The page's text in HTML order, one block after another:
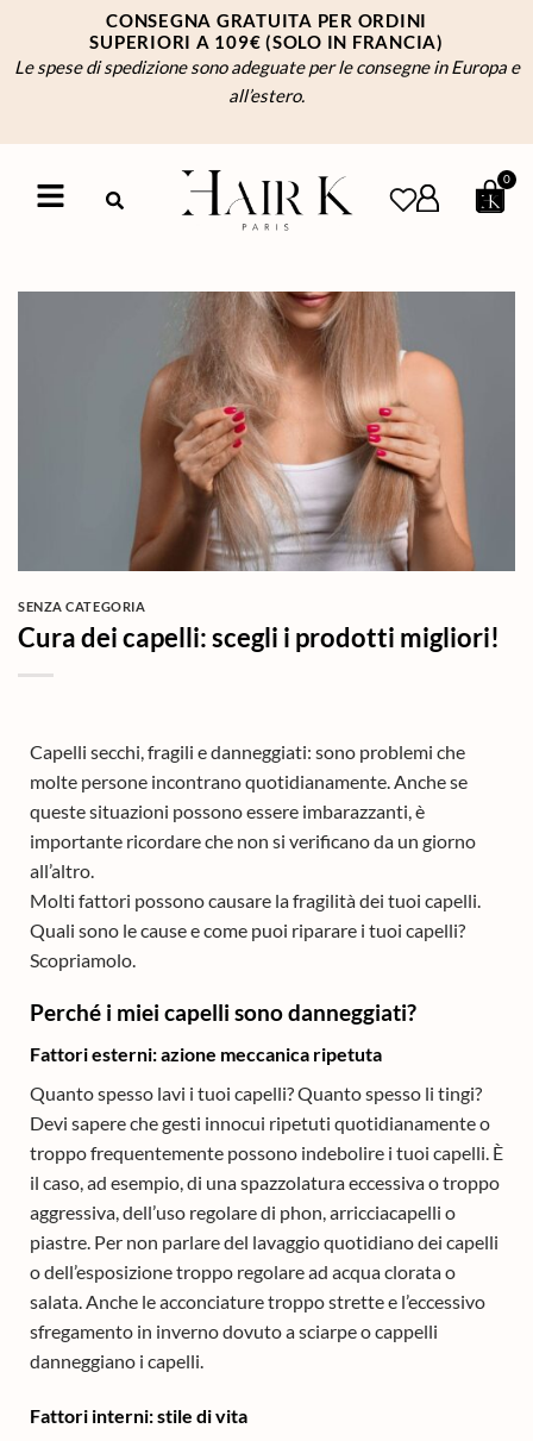
CONSEGNA GRATUITA PER ORDINI
SUPERIORI A 109€ (SOLO IN FRANCIA)
Le spese di spedizione sono adeguate per le consegne in Europa e
all’estero.
0
SENZA CATEGORIA
Cura dei capelli: scegli i prodotti migliori!
Capelli secchi, fragili e danneggiati: sono problemi che
molte persone incontrano quotidianamente. Anche se
queste situazioni possono essere imbarazzanti, è
importante ricordare che non si verificano da un giorno
all’altro.
Molti fattori possono causare la fragilità dei tuoi capelli.
Quali sono le cause e come puoi riparare i tuoi capelli?
Scopriamolo.
Perché i miei capelli sono danneggiati?
Fattori esterni: azione meccanica ripetuta
Quanto spesso lavi i tuoi capelli? Quanto spesso li tingi?
Devi sapere che gesti innocui ripetuti quotidianamente o
troppo frequentemente possono indebolire i tuoi capelli. È
il caso, ad esempio, di una spazzolatura eccessiva o troppo
aggressiva, dell’uso regolare di phon, arricciacapelli o
piastre. Per non parlare del lavaggio quotidiano dei capelli
o dell’esposizione troppo regolare ad acqua clorata o
salata. Anche le acconciature troppo strette e l’eccessivo
sfregamento in inverno dovuto a sciarpe o cappelli
danneggiano i capelli.
Fattori interni: stile di vita